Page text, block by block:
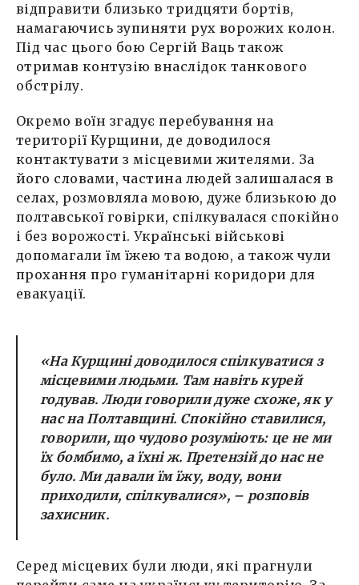
відправити близько тридцяти бортів,
намагаючись зупиняти рух ворожих колон.
Під час цього бою Сергій Ваць також
отримав контузію внаслідок танкового
обстрілу.
Окремо воїн згадує перебування на
території Курщини, де доводилося
контактувати з місцевими жителями. За
його словами, частина людей залишалася в
селах, розмовляла мовою, дуже близькою до
полтавської говірки, спілкувалася спокійно
і без ворожості. Українські військові
допомагали їм їжею та водою, а також чули
прохання про гуманітарні коридори для
евакуації.
«На Курщині доводилося спілкуватися з
місцевими людьми. Там навіть курей
годував. Люди говорили дуже схоже, як у
нас на Полтавщині. Спокійно ставилися,
говорили, що чудово розуміють: це не ми
їх бомбимо, а їхні ж. Претензій до нас не
було. Ми давали їм їжу, воду, вони
приходили, спілкувалися», – розповів
захисник.
Серед місцевих були люди, які прагнули